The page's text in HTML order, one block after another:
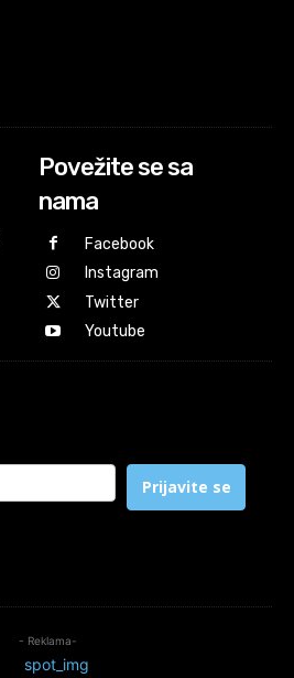
Povežite se sa
nama
Facebook
Instagram
Twitter
Youtube
Prijavite se
- Reklama-